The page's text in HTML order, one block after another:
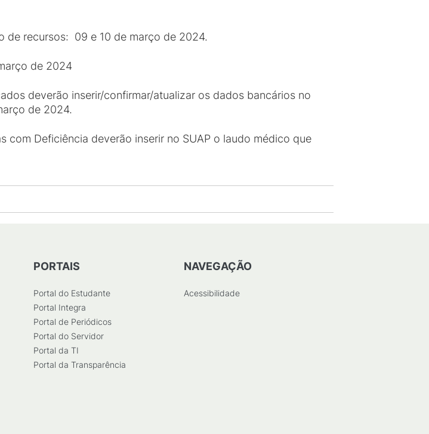
de recursos: 09 e 10 de março de 2024.
de 2024
deverão inserir/confirmar/atualizar os dados bancários no
de 2024.
com Deficiência deverão inserir no SUAP o laudo médico que
PORTAIS
Portal do Estudante
Portal Integra
Portal de Periódicos
Portal do Servidor
Portal da TI
Portal da Transparência
NAVEGAÇÃO
Acessibilidade